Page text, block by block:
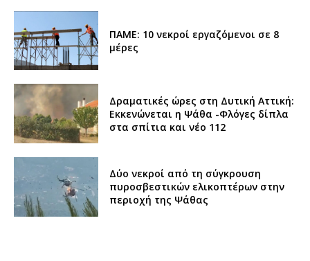
ΠΑΜΕ: 10 νεκροί εργαζόμενοι σε 8
μέρες
Δραματικές ώρες στη Δυτική Αττική:
Εκκενώνεται η Ψάθα -Φλόγες δίπλα
στα σπίτια και νέο 112
Δύο νεκροί από τη σύγκρουση
πυροσβεστικών ελικοπτέρων στην
περιοχή της Ψάθας